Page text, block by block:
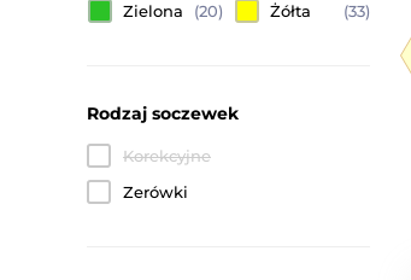
Zielona (20) Żółta (33)
Rodzaj soczewek
Korekcyjne
Zerówki